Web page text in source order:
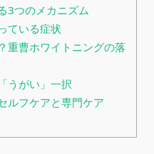
3つのメカニズム
ている症状
重曹ホワイトニングの落
うがい」一択
ルフケアと専門ケア